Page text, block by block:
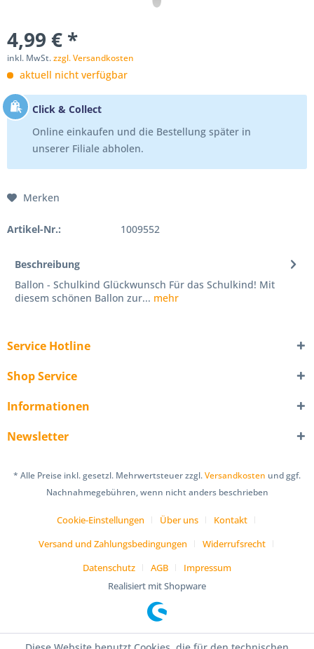
4,99 € *
inkl. MwSt.zzgl. Versandkosten
aktuell nicht verfügbar
Click & Collect
Online einkaufen und die Bestellung später in
unserer Filiale abholen.
Merken
Artikel-Nr.: 1009552
Beschreibung
Ballon - Schulkind Glückwunsch Für das Schulkind! Mit
diesem schönen Ballon zur... mehr
Service Hotline
Shop Service
Informationen
Newsletter
* Alle Preise inkl. gesetzl. Mehrwertsteuer zzgl.Versandkosten und ggf.
Nachnahmegebühren, wenn nicht anders beschrieben
Cookie-Einstellungen Über uns
Kontakt
Versand und Zahlungsbedingungen
Widerrufsrecht
Datenschutz
AGB
Impressum
Realisiert mit Shopware